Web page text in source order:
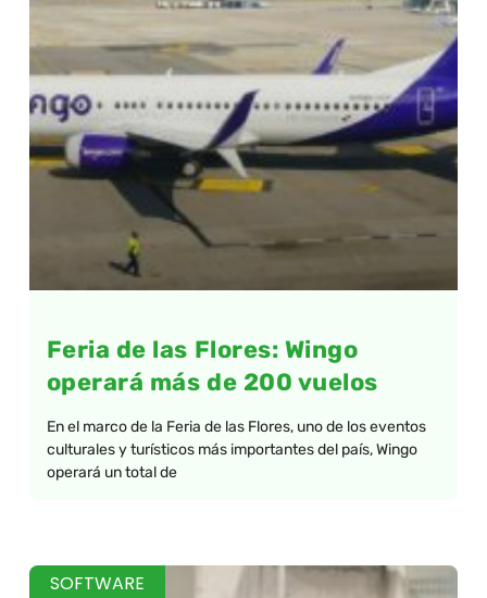
Feria de las Flores: Wingo
operará más de 200 vuelos
En el marco de la Feria de las Flores, uno de los eventos
culturales y turísticos más importantes del país, Wingo
operará un total de
SOFTWARE